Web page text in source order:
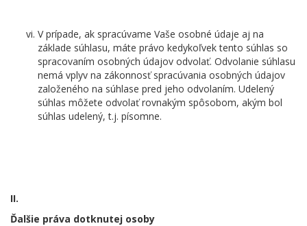
V prípade, ak spracúvame Vaše osobné údaje aj na
základe súhlasu, máte právo kedykoľvek tento súhlas so
spracovaním osobných údajov odvolať. Odvolanie súhlasu
nemá vplyv na zákonnosť spracúvania osobných údajov
založeného na súhlase pred jeho odvolaním. Udelený
súhlas môžete odvolať rovnakým spôsobom, akým bol
súhlas udelený, t.j. písomne.
II.
Ďalšie práva dotknutej osoby